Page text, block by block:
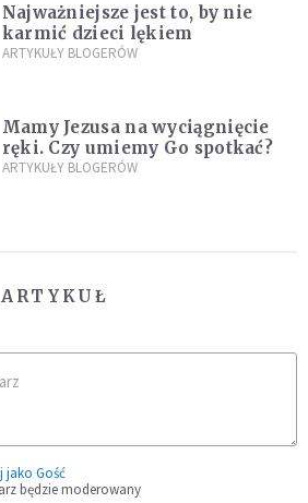
Najważniejsze jest to, by nie
karmić dzieci lękiem
ARTYKUŁY BLOGERÓW
Mamy Jezusa na wyciągnięcie
ręki. Czy umiemy Go spotkać?
ARTYKUŁY BLOGERÓW
jako Gość
będzie moderowany